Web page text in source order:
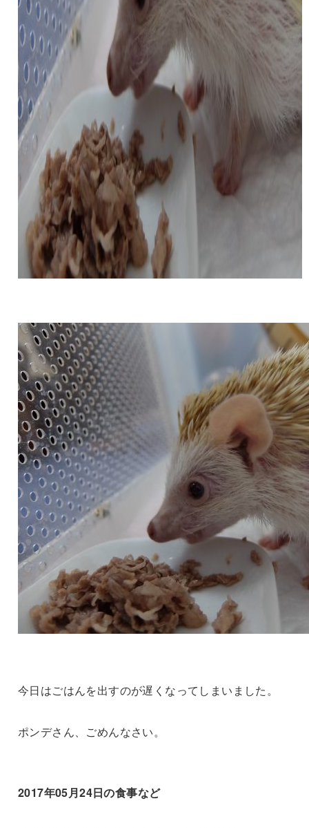
今日はごはんを出すのが遅くなってしまいました。
ポンデさん、ごめんなさい。
2017年05月24日の食事など